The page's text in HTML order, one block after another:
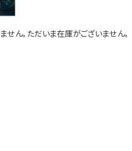
せん。ただいま在庫がございません。